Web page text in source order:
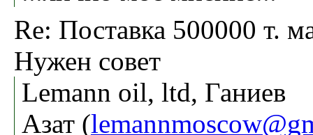
Re: Поставка 500000 т.
Нужен совет
Lemann oil, ltd, Ганиев
Азат (